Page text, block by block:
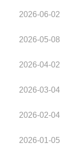
2026-06-02
2026-05-08
2026-04-02
2026-03-04
2026-02-04
2026-01-05